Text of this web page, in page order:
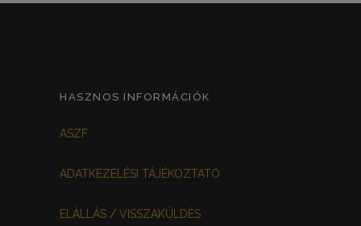
HASZNOS INFORMÁCIÓK
ÁSZF
ADATKEZELÉSI TÁJÉKOZTATÓ
ELÁLLÁS / VISSZAKÜLDÉS